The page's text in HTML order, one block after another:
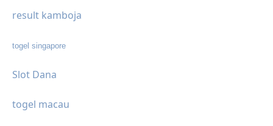
result kamboja
togel singapore
Slot Dana
togel macau